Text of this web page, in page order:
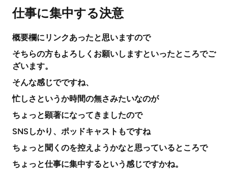
仕事に集中する決意
概要欄にリンクあったと思いますので
そちらの方もよろしくお願いしますといったところでご
ざいます。
そんな感じでですね、
忙しさというか時間の無さみたいなのが
ちょっと顕著になってきましたので
SNSしかり、ポッドキャストもですね
ちょっと聞くのを控えようかなと思っているところで
ちょっと仕事に集中するという感じですかね。